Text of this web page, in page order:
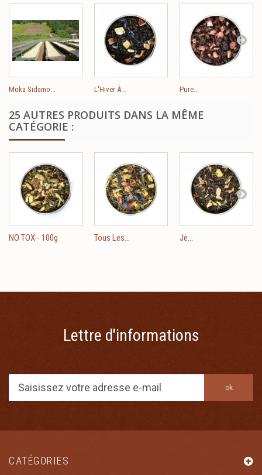
Moka Sidamo... L'Hiver À... Pure...
25 AUTRES PRODUITS DANS LA MÊME
CATÉGORIE :
NO TOX - 100g Tous Les... Je...
Lettre d'informations
ok
CATÉGORIES